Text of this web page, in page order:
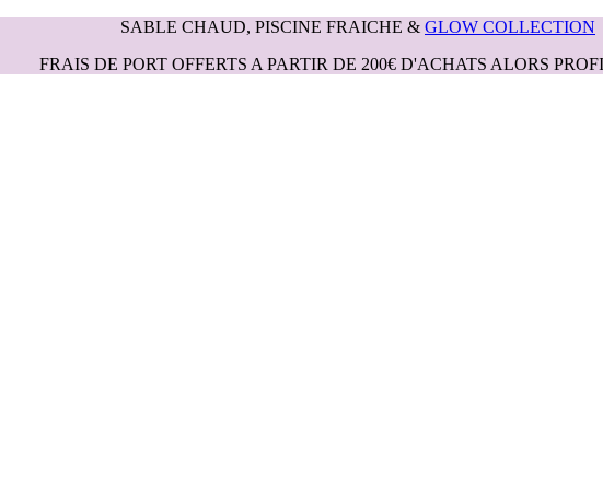
SABLE CHAUD, PISCINE FRAICHE & GLOW COLLECTION
FRAIS DE PORT OFFERTS A PARTIR DE 200€ D'ACHATS ALORS